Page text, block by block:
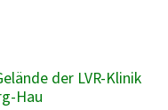
der LVR-Klinik
Hau